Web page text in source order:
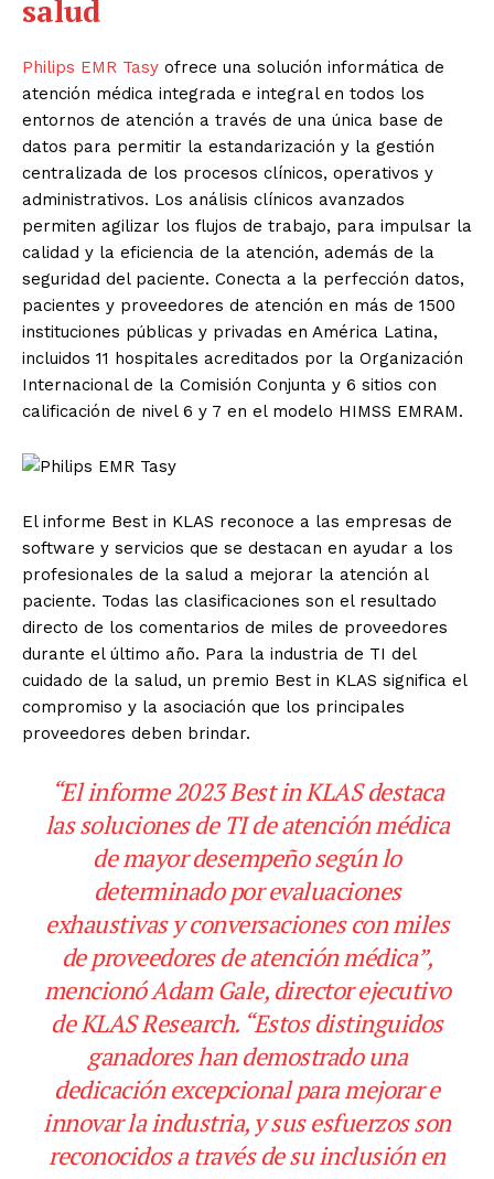
salud
Philips EMR Tasy ofrece una solución informática de
atención médica integrada e integral en todos los
entornos de atención a través de una única base de
datos para permitir la estandarización y la gestión
centralizada de los procesos clínicos, operativos y
administrativos. Los análisis clínicos avanzados
permiten agilizar los flujos de trabajo, para impulsar la
calidad y la eficiencia de la atención, además de la
seguridad del paciente. Conecta a la perfección datos,
pacientes y proveedores de atención en más de 1500
instituciones públicas y privadas en América Latina,
incluidos 11 hospitales acreditados por la Organización
Internacional de la Comisión Conjunta y 6 sitios con
calificación de nivel 6 y 7 en el modelo HIMSS EMRAM.
El informe Best in KLAS reconoce a las empresas de
software y servicios que se destacan en ayudar a los
profesionales de la salud a mejorar la atención al
paciente. Todas las clasificaciones son el resultado
directo de los comentarios de miles de proveedores
durante el último año. Para la industria de TI del
cuidado de la salud, un premio Best in KLAS significa el
compromiso y la asociación que los principales
proveedores deben brindar.
“El informe 2023 Best in KLAS destaca
las soluciones de TI de atención médica
de mayor desempeño según lo
determinado por evaluaciones
exhaustivas y conversaciones con miles
de proveedores de atención médica”,
mencionó Adam Gale, director ejecutivo
de KLAS Research. “Estos distinguidos
ganadores han demostrado una
dedicación excepcional para mejorar e
innovar la industria, y sus esfuerzos son
reconocidos a través de su inclusión en